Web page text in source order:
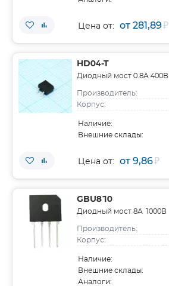
Цена от: от 281,89₽
HD04-T
Диодный мост 0.8А 400В
Производитель:
Корпус:
Наличие:
Внешние склады:
Цена от: от 9,86₽
GBU810
Диодный мост 8А 1000В
Производитель:
Корпус:
Наличие:
Внешние склады:
Аналоги: